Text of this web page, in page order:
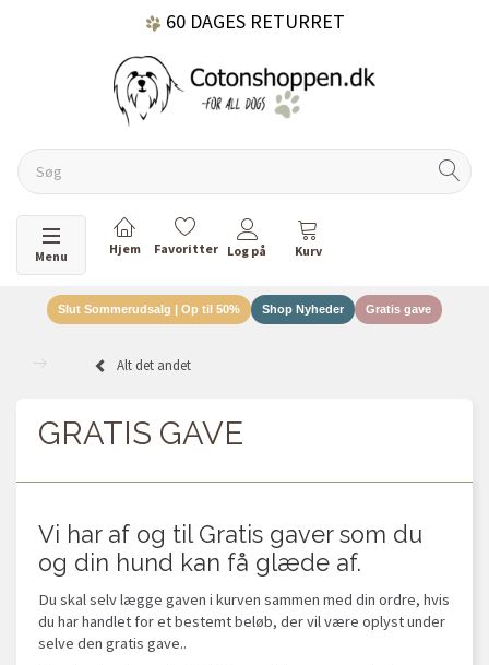
60 DAGES RETURRET
Skifte navigation
Menu
Slut Sommerudsalg | Op til 50% Shop Nyheder Gratis gave
Alt det andet
GRATIS GAVE
Vi har af og til Gratis gaver som du
og din hund kan få glæde af.
Du skal selv lægge gaven i kurven sammen med din ordre, hvis
du har handlet for et bestemt beløb, der vil være oplyst under
selve den gratis gave..